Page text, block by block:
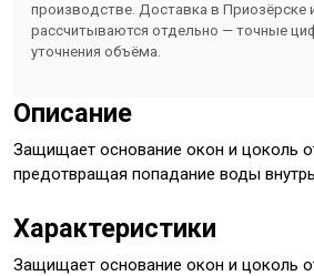
производстве. Доставка в Приозёрске
рассчитываются отдельно — точные
уточнения объёма.
Описание
Защищает основание окон и цоколь
предотвращая попадание воды
Характеристики
Защищает основание окон и цоколь